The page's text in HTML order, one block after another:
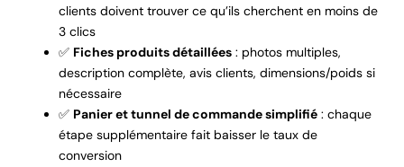
clients doivent trouver ce qu’ils cherchent en moins de
3 clics
✅ Fiches produits détaillées : photos multiples,
description complète, avis clients, dimensions/poids si
nécessaire
✅ Panier et tunnel de commande simplifié : chaque
étape supplémentaire fait baisser le taux de
conversion